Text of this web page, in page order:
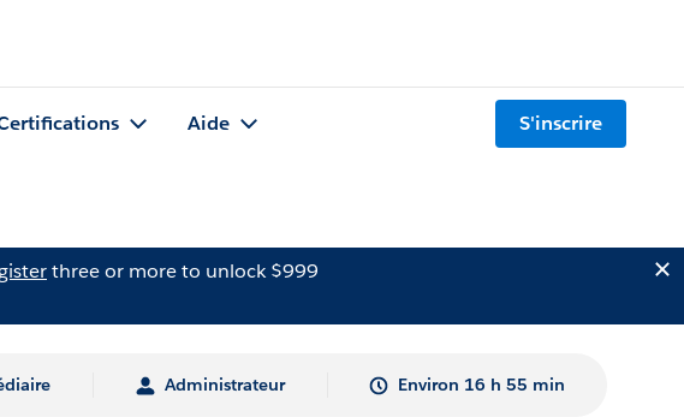
Aide S'inscrire
three or more to unlock $999
Administrateur Environ 16 h 55 min